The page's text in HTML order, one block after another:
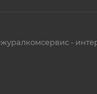
-